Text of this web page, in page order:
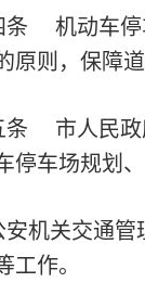
条 机动车停
原则，保障
条 市人民政
停车场规划
安机关交通
工作。